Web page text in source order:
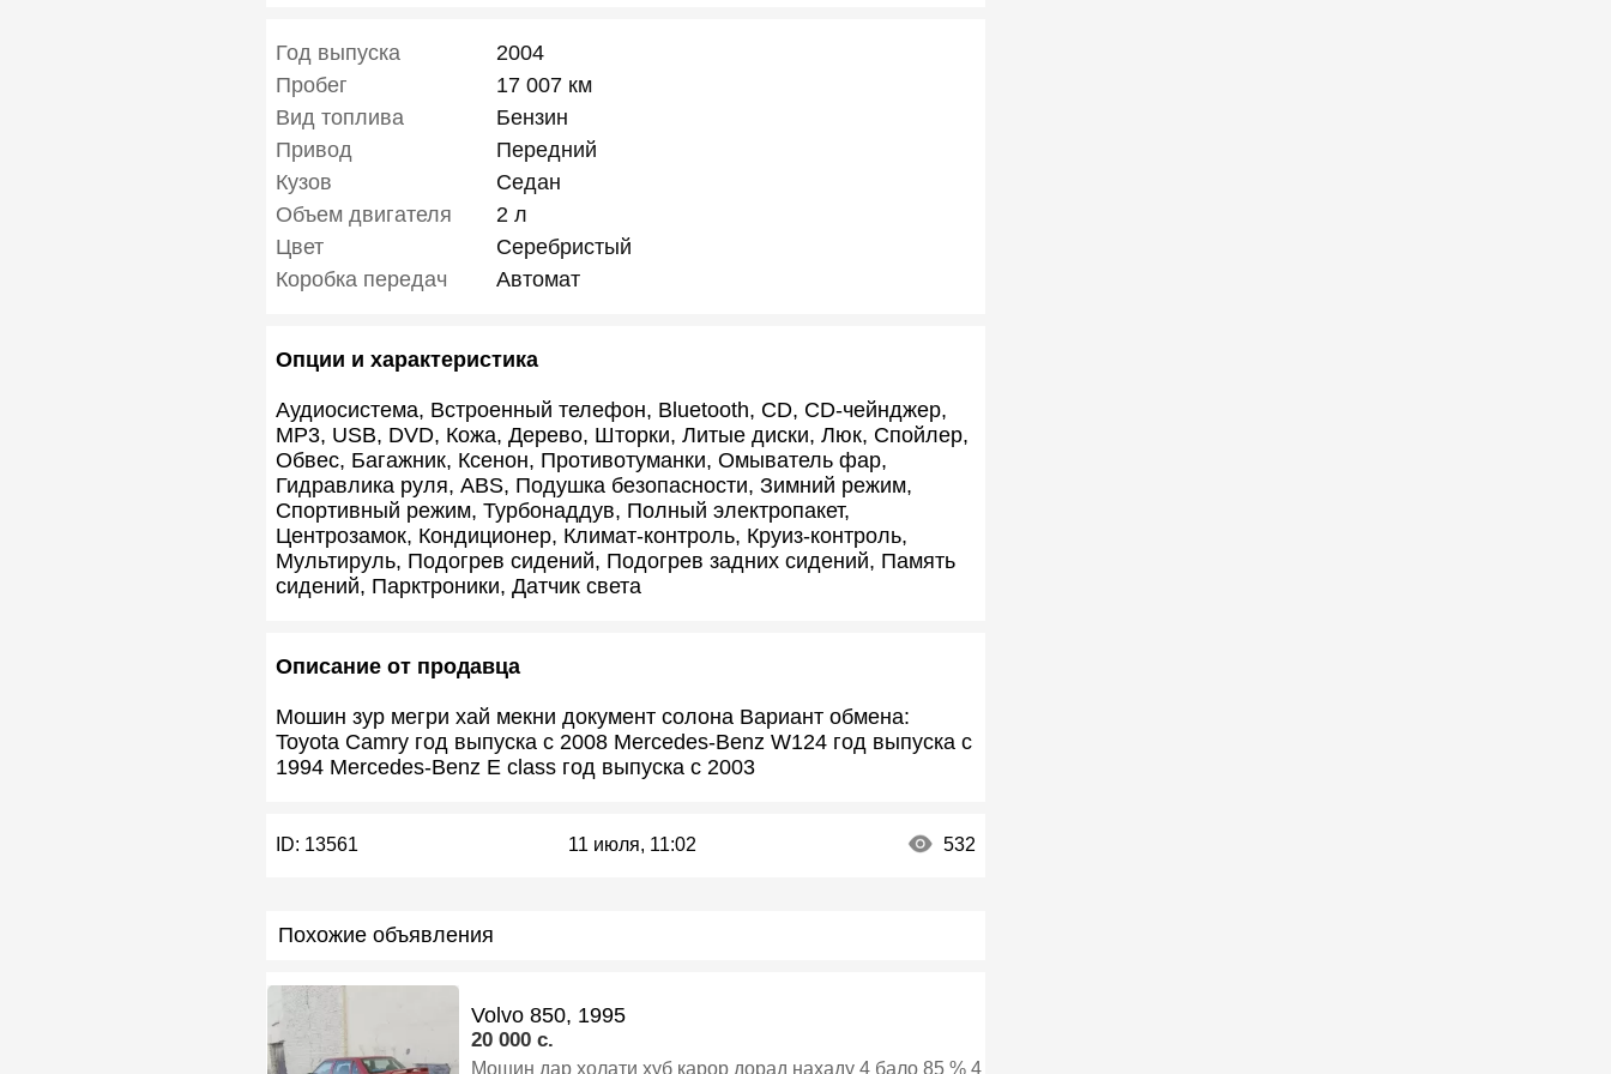
Год выпуска
2004
Пробег
17 007 км
Вид топлива
Бензин
Привод
Передний
Кузов
Седан
Объем двигателя
2 л
Цвет
Серебристый
Коробка передач
Автомат
Опции и характеристика
Аудиосистема, Встроенный телефон, Bluetooth, CD, CD-чейнджер,
MP3, USB, DVD, Кожа, Дерево, Шторки, Литые диски, Люк, Спойлер,
Обвес, Багажник, Ксенон, Противотуманки, Омыватель фар,
Гидравлика руля, ABS, Подушка безопасности, Зимний режим,
Спортивный режим, Турбонаддув, Полный электропакет,
Центрозамок, Кондиционер, Климат-контроль, Круиз-контроль,
Мультируль, Подогрев сидений, Подогрев задних сидений, Память
сидений, Парктроники, Датчик света
Описание от продавца
Мошин зур мегри хай мекни документ солона Вариант обмена:
Toyota Camry год выпуска с 2008 Mercedes-Benz W124 год выпуска с
1994 Mercedes-Benz E class год выпуска с 2003
ID: 13561 11 июля, 11:02 532
Похожие объявления
Volvo 850, 1995
20 000 c.
Мошин дар холати хуб карор дорад нахаду 4 бало 85 % 4